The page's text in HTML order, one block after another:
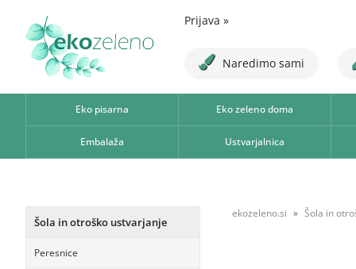
Prijava »
Naredimo sami
Eko pisarna Eko zeleno doma
Embalaža Ustvarjalnica
Šola in otroško ustvarjanje
Peresnice
ekozeleno.si Šola in